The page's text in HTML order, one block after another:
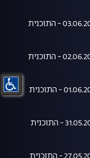
הצינור 03.06.2026 - התוכנית
הצינור 02.06.2026 - התוכנית
הצינור 01.06.2026 - התוכנית
הצינור 31.05.2026 - התוכנית